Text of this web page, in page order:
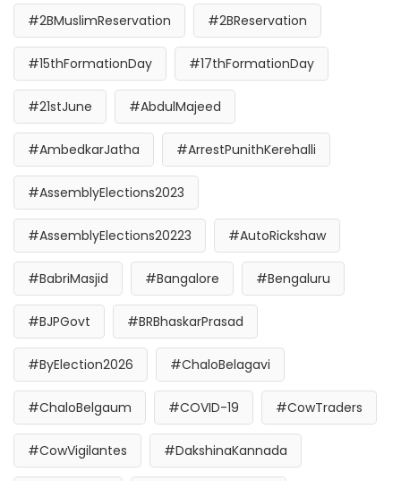
#2BMuslimReservation #2BReservation
#15thFormationDay #17thFormationDay
#21stJune #AbdulMajeed
#AmbedkarJatha #ArrestPunithKerehalli
#AssemblyElections2023
#AssemblyElections20223 #AutoRickshaw
#BabriMasjid #Bangalore #Bengaluru
#BJPGovt #BRBhaskarPrasad
#ByElection2026 #ChaloBelagavi
#ChaloBelgaum #COVID-19 #CowTraders
#CowVigilantes #DakshinaKannada